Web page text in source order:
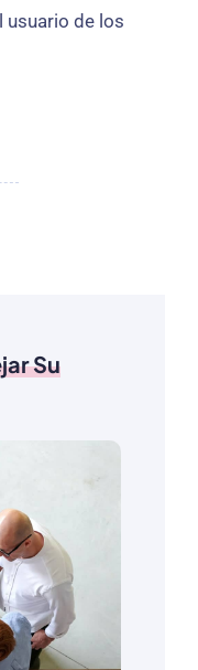
usuario de los
Su